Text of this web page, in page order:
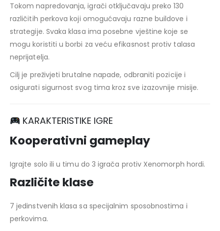
Tokom napredovanja, igrači otključavaju preko 130
različitih perkova koji omogućavaju razne buildove i
strategije. Svaka klasa ima posebne vještine koje se
mogu koristiti u borbi za veću efikasnost protiv talasa
neprijatelja.
Cilj je preživjeti brutalne napade, odbraniti pozicije i
osigurati sigurnost svog tima kroz sve izazovnije misije.
KARAKTERISTIKE IGRE
Kooperativni gameplay
Igrajte solo ili u timu do 3 igrača protiv Xenomorph hordi.
Različite klase
7 jedinstvenih klasa sa specijalnim sposobnostima i
perkovima.